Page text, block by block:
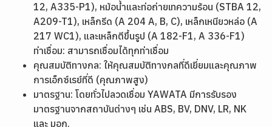
12, A335-P1), หม้อน้ำและท่อถ่ายเทความร้อน (STBA 12,
A209-T1), เหล็กรีด (A 204 A, B, C), เหล็กเหนียวหล่อ (A
217 WC1), และเหล็กตีขึ้นรูป (A 182-F1, A 336-F1)
ท่าเชื่อม: สามารถเชื่อมได้ทุกท่าเชื่อม
คุณสมบัติทางกล: ให้คุณสมบัติทางกลที่ดีเยี่ยมและคุณภาพ
การเอ็กซ์เรย์ที่ดี (คุณภาพสูง)
มาตรฐาน: โดยทั่วไปลวดเชื่อม YAWATA มีการรับรอง
มาตรฐานจากสถาบันต่างๆ เช่น ABS, BV, DNV, LR, NK
และ มอก.